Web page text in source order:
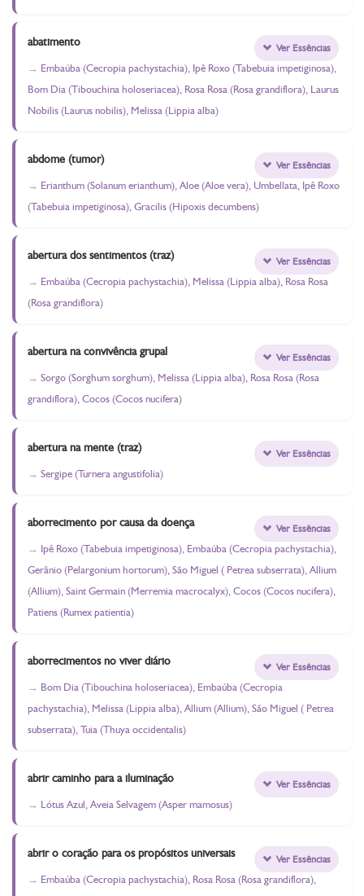
abatimento
Embaúba (Cecropia pachystachia), Ipê Roxo (Tabebuia impetiginosa),
Bom Dia (Tibouchina holoseriacea), Rosa Rosa (Rosa grandiflora), Laurus
Nobilis (Laurus nobilis), Melissa (Lippia alba)
Ver Essências
abdome (tumor)
Erianthum (Solanum erianthum), Aloe (Aloe vera), Umbellata, Ipê Roxo
(Tabebuia impetiginosa), Gracilis (Hipoxis decumbens)
Ver Essências
abertura dos sentimentos (traz)
Embaúba (Cecropia pachystachia), Melissa (Lippia alba), Rosa Rosa
(Rosa grandiflora)
Ver Essências
abertura na convivência grupal
Sorgo (Sorghum sorghum), Melissa (Lippia alba), Rosa Rosa (Rosa
grandiflora), Cocos (Cocos nucifera)
Ver Essências
abertura na mente (traz)
Sergipe (Turnera angustifolia)
Ver Essências
aborrecimento por causa da doença
Ipê Roxo (Tabebuia impetiginosa), Embaúba (Cecropia pachystachia),
Gerânio (Pelargonium hortorum), São Miguel ( Petrea subserrata), Allium
(Allium), Saint Germain (Merremia macrocalyx), Cocos (Cocos nucifera),
Patiens (Rumex patientia)
Ver Essências
aborrecimentos no viver diário
Bom Dia (Tibouchina holoseriacea), Embaúba (Cecropia
pachystachia), Melissa (Lippia alba), Allium (Allium), São Miguel ( Petrea
subserrata), Tuia (Thuya occidentalis)
Ver Essências
abrir caminho para a iluminação
Lótus Azul, Aveia Selvagem (Asper mamosus)
Ver Essências
abrir o coração para os propósitos universais
Embaúba (Cecropia pachystachia), Rosa Rosa (Rosa grandiflora),
Ver Essências